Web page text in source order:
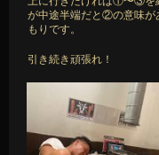
が中途半端だと②の意味が
もりです。
引き続き頑張れ！